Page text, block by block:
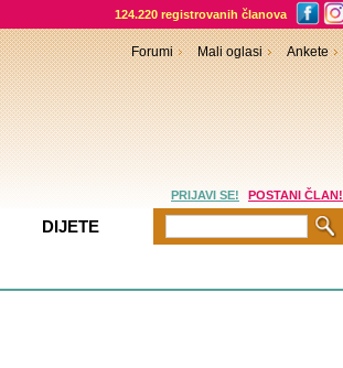
124.220 registrovanih članova
Forumi Mali oglasi Ankete
PRIJAVI SE! POSTANI ČLAN!
DIJETE